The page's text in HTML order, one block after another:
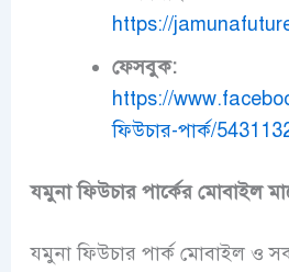
https://
ফেসবুক:
https://
ফিউচার-পার্ক/
যমুনা ফিউচার পার্কের মোবাইল
যমুনা ফিউচার পার্ক মোবাইল ও